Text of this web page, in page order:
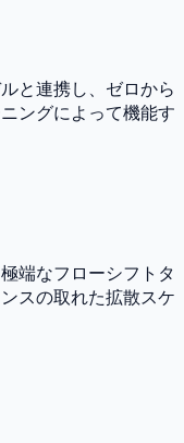
と連携し、ゼロから
ングによって機能す
端なフローシフトタ
スの取れた拡散スケ